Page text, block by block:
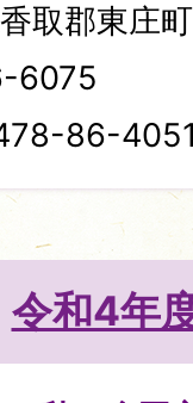
取郡東庄
6075
86-
令和4年